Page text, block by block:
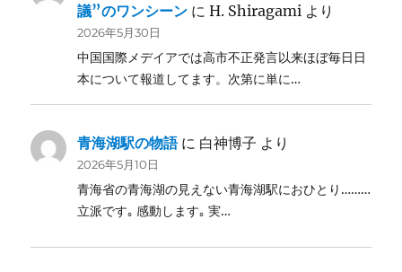
議”のワンシーン にH. Shiragami より
2026年5月30日
中国国際メデイアでは高市不正発言以来ほぼ毎日日
本について報道してます。次第に単に…
青海湖駅の物語に 白神博子 より
2026年5月10日
青海省の青海湖の見えない青海湖駅におひとり………
立派です｡ 感動します｡ 実…